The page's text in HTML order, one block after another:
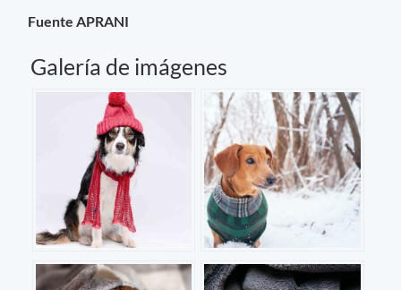
Fuente APRANI
Galería de imágenes